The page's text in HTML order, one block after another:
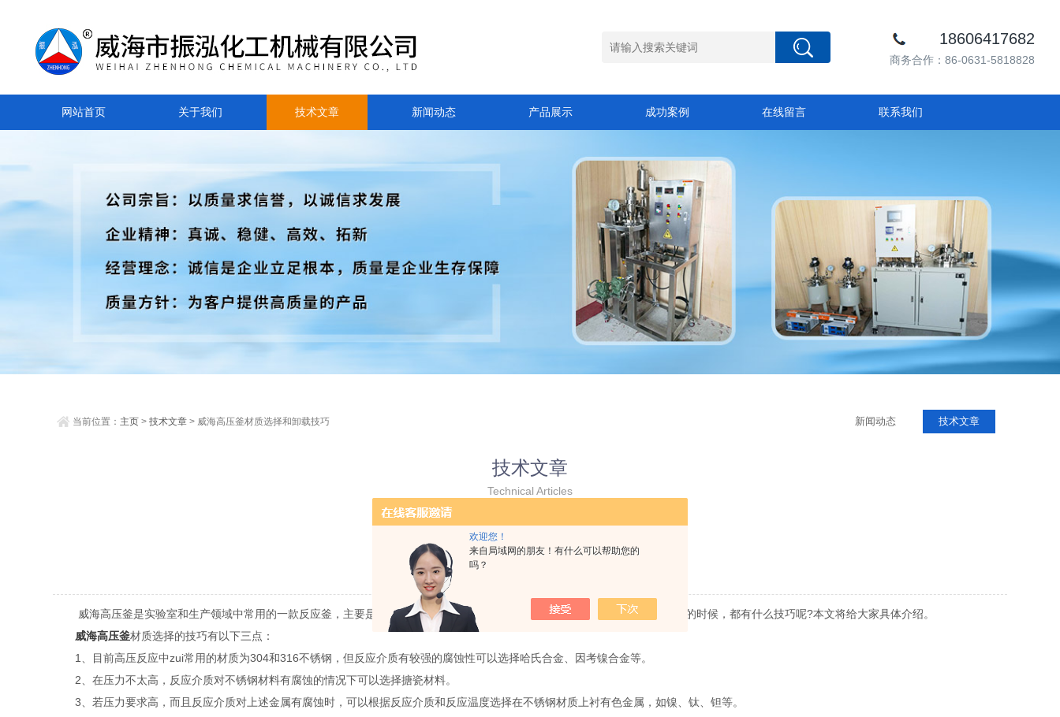
欢迎您！
来自局域网的朋友！有什么可以帮助您的
吗？
18606417682
商务合作：86-0631-5818828
网站首页 关于我们 技术文章 新闻动态 产品展示 成功案例 在线留言 联系我们
当前位置： 主页 >技术文章 > 威海高压釜材质选择和卸载技巧 新闻动态 技术文章
技术文章
Technical Articles
威海高压釜材质选择和卸载技巧
更新时间：2016-01-25 点击次数：2612
威海高压釜是实验室和生产领域中常用的一款反应釜，主要是针对压力有高要求的反应中使用。威海高压釜在材质选择和卸装的时候，都有什么技巧呢?本文将给大家具体介绍。
威海高压釜材质选择的技巧有以下三点：
1、目前高压反应中zui常用的材质为304和316不锈钢，但反应介质有较强的腐蚀性可以选择哈氏合金、因考镍合金等。
2、在压力不太高，反应介质对不锈钢材料有腐蚀的情况下可以选择搪瓷材料。
3、若压力要求高，而且反应介质对上述金属有腐蚀时，可以根据反应介质和反应温度选择在不锈钢材质上衬有色金属，如镍、钛、钽等。